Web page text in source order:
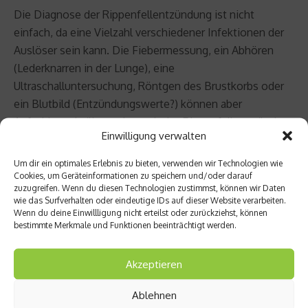
Einwilligung verwalten
Um dir ein optimales Erlebnis zu bieten, verwenden wir Technologien wie
Cookies, um Geräteinformationen zu speichern und/oder darauf
zuzugreifen. Wenn du diesen Technologien zustimmst, können wir Daten
wie das Surfverhalten oder eindeutige IDs auf dieser Website verarbeiten.
Wenn du deine Einwillligung nicht erteilst oder zurückziehst, können
bestimmte Merkmale und Funktionen beeinträchtigt werden.
Akzeptieren
Ablehnen
Die Diagnose der Rippenfellentzündung ist nicht
einfach, da eine Vielzahl verschiedener Infektionen der
Auslöser sein kann. Die Fiebermessung, ein Abhören
(Lederknarren in der Lunge), eine
Ultraschalluntersuchung, Röntgen des Brustkorbs oder
ein Blutbild (Entzündungswerte?) können aber
Aufschluss darüber geben, ob das Rippenfell entzündet
AlsTherapiemuss man die grundlegende Erkrankung in
den Griff bekommen. Dann kann auch die Entzündung
der Pleura abklingen. Antibiotika helfen dann, wenn eine
bakterielle Grunderkrankung vorliegt. Wichtig ist vor
allem die Schmerztherapie, damit Du weitestgehend
schmerzfrei durchatmen kannst. Eine unvollständige
Belüftung der Lunge begünstigt einen sekundären
Infekt, der die Gesamtsituation dann verschlechtert.